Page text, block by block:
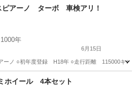
アーノ ターボ 車検アリ！
年
6月15日
ノ ○初年度登録 H18年 ○走行距離 115000キロ
ホイール 4本セット